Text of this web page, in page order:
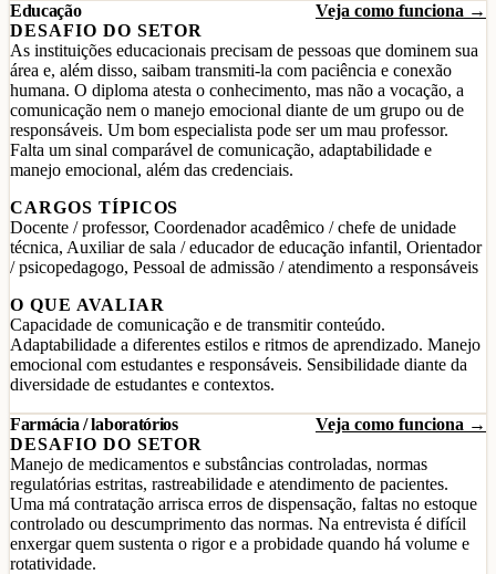
Educação
Veja como funciona →
DESAFIO DO SETOR
As instituições educacionais precisam de pessoas que dominem sua
área e, além disso, saibam transmiti-la com paciência e conexão
humana. O diploma atesta o conhecimento, mas não a vocação, a
comunicação nem o manejo emocional diante de um grupo ou de
responsáveis. Um bom especialista pode ser um mau professor.
Falta um sinal comparável de comunicação, adaptabilidade e
manejo emocional, além das credenciais.
CARGOS TÍPICOS
Docente / professor, Coordenador acadêmico / chefe de unidade
técnica, Auxiliar de sala / educador de educação infantil, Orientador
/ psicopedagogo, Pessoal de admissão / atendimento a responsáveis
O QUE AVALIAR
Capacidade de comunicação e de transmitir conteúdo.
Adaptabilidade a diferentes estilos e ritmos de aprendizado. Manejo
emocional com estudantes e responsáveis. Sensibilidade diante da
diversidade de estudantes e contextos.
Farmácia / laboratórios
Veja como funciona →
DESAFIO DO SETOR
Manejo de medicamentos e substâncias controladas, normas
regulatórias estritas, rastreabilidade e atendimento de pacientes.
Uma má contratação arrisca erros de dispensação, faltas no estoque
controlado ou descumprimento das normas. Na entrevista é difícil
enxergar quem sustenta o rigor e a probidade quando há volume e
rotatividade.